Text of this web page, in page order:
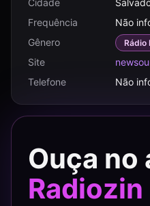
Cidade
Frequência
Não
Gênero
Rádio
Site
Telefone
Não
Ouça no
Radiozin